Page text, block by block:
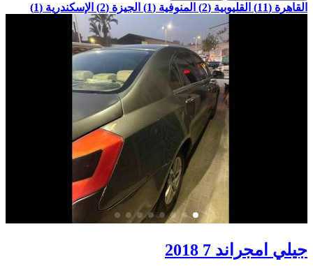
القاهرة (11) القليوبية (2) المنوفية (1) الجيزة (2) الإسكندرية (1)
جيلي امجراند 7 2018